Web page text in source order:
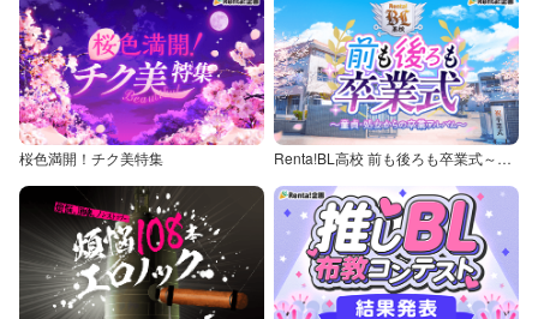
桜色満開！チク美特集 Renta!BL高校 前も後ろも卒業式～童貞・処女からの卒業アルバム～